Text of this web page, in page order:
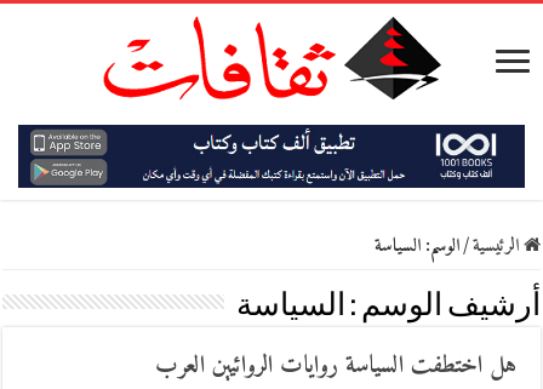
الرئيسية/الوسم:السياسة
أرشيف الوسم : السياسة
هل اختطفت السياسة روايات الروائيين العرب